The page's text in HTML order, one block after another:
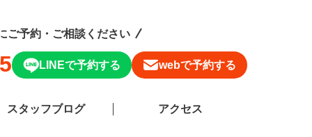
ご予約・ご相談ください
LINEで予約する webで予約する
スタッフブログ アクセス